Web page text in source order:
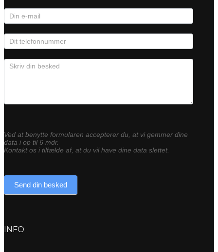
Ved at benytte formularen accepterer du, at vi gemmer dine
data i op til 6 mdr.
Kontakt os i tilfælde af, at du vil have dine data slettet.
Send din besked
INFO